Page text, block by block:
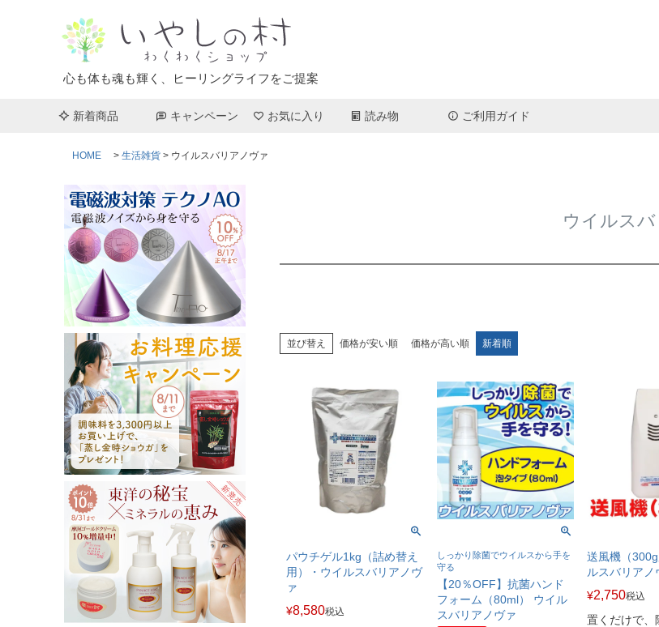
心も体も魂も輝く、ヒーリングライフをご提案
新着商品 キャンペーン お気に入り 読み物 ご利用ガイド
HOME 生活雑貨 ウイルスバリアノヴァ
ウイルス
並び替え 価格が安い順 価格が高い順 新着順
パウチゲル1kg（詰め替え
用）・ウイルスバリアノヴ
ァ
¥8,580税込
しっかり除菌でウイルスから手を
守る
【20％OFF】抗菌ハンド
フォーム（80ml） ウイル
スバリアノヴァ
送風機（
ルスバリアノ
¥2,750税込
置くだけで、